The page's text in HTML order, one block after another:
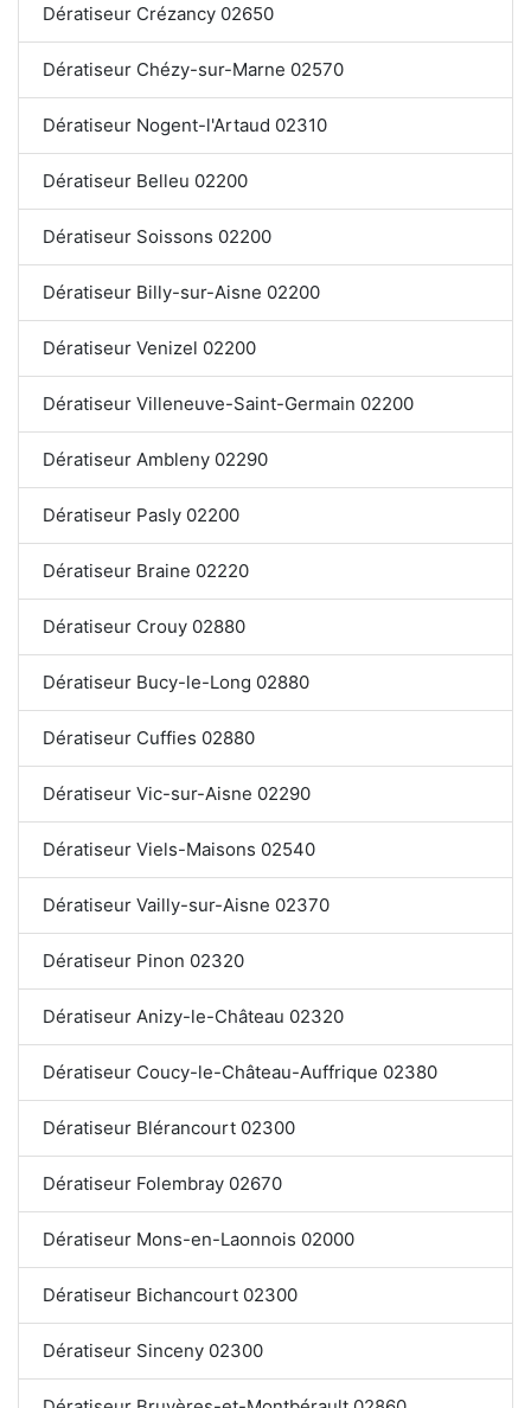
Dératiseur Crézancy 02650
Dératiseur Chézy-sur-Marne 02570
Dératiseur Nogent-l'Artaud 02310
Dératiseur Belleu 02200
Dératiseur Soissons 02200
Dératiseur Billy-sur-Aisne 02200
Dératiseur Venizel 02200
Dératiseur Villeneuve-Saint-Germain 02200
Dératiseur Ambleny 02290
Dératiseur Pasly 02200
Dératiseur Braine 02220
Dératiseur Crouy 02880
Dératiseur Bucy-le-Long 02880
Dératiseur Cuffies 02880
Dératiseur Vic-sur-Aisne 02290
Dératiseur Viels-Maisons 02540
Dératiseur Vailly-sur-Aisne 02370
Dératiseur Pinon 02320
Dératiseur Anizy-le-Château 02320
Dératiseur Coucy-le-Château-Auffrique 02380
Dératiseur Blérancourt 02300
Dératiseur Folembray 02670
Dératiseur Mons-en-Laonnois 02000
Dératiseur Bichancourt 02300
Dératiseur Sinceny 02300